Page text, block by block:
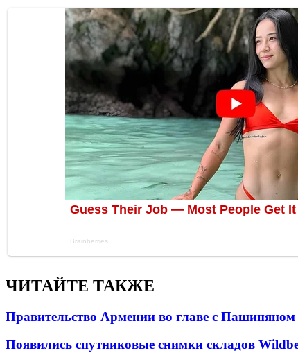
ЧИТАЙТЕ ТАКЖЕ
Правительство Армении во главе с Пашиняном
Появились спутниковые снимки складов